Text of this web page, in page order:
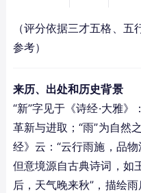
（评分依据三才五格、
参考）
来历、出处和历史背景
“新”字见于《诗经·大雅
革新与进取；“雨”为自然
经》云：“云行雨施，品物
但意境源自古典诗词，如
后，天气晚来秋”，描绘